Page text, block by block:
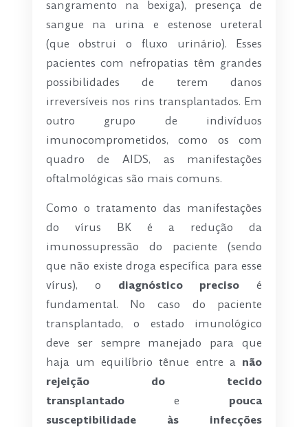
sangramento na bexiga), presença de
sangue na urina e estenose ureteral
(que obstrui o fluxo urinário). Esses
pacientes com nefropatias têm grandes
possibilidades de terem danos
irreversíveis nos rins transplantados. Em
outro grupo de indivíduos
imunocomprometidos, como os com
quadro de AIDS, as manifestações
oftalmológicas são mais comuns.
Como o tratamento das manifestações
do vírus BK é a redução da
imunossupressão do paciente (sendo
que não existe droga específica para esse
vírus), o diagnóstico preciso é
fundamental. No caso do paciente
transplantado, o estado imunológico
deve ser sempre manejado para que
haja um equilíbrio tênue entre a não
rejeição do tecido
transplantadoe pouca
susceptibilidade às infecções